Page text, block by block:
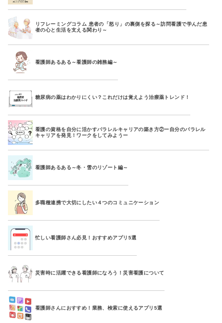
リフレーミングコラム 患者の「怒り」の裏側を探る～訪問看護で学んだ患
者の心と生活を支える関わり～
看護師あるある～看護師の雑務編～
糖尿病の薬はわかりにくい？これだけは覚えよう治療薬トレンド！
看護の資格を自分に活かすパラレルキャリアの築き方②ー自分のパラレル
キャリアを発見！ワークをしてみようー
看護師あるある～冬・雪のリゾート編～
多職種連携で大切にしたい４つのコミュニケーション
忙しい看護師さん必見！おすすめアプリ5選
災害時に活躍できる看護師になろう！災害看護について
看護師さんにおすすめ！業務、検索に使えるアプリ5選